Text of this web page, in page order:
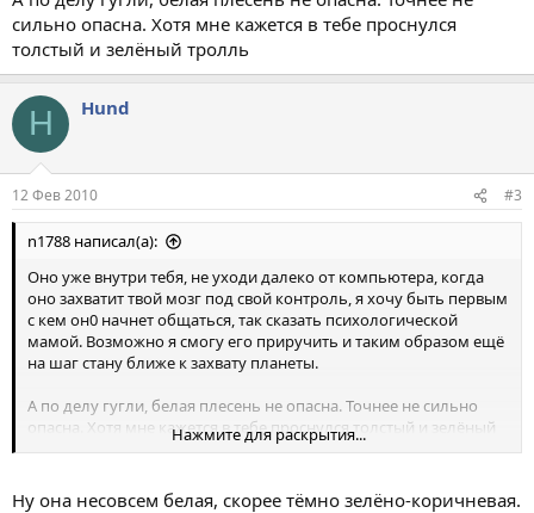
сильно опасна. Хотя мне кажется в тебе проснулся
толстый и зелёный тролль
H Hund
12 Фев 2010 #3
n1788 написал(а):
Оно уже внутри тебя, не уходи далеко от компьютера, когда
оно захватит твой мозг под свой контроль, я хочу быть первым
с кем он0 начнет общаться, так сказать психологической
мамой. Возможно я смогу его приручить и таким образом ещё
на шаг стану ближе к захвату планеты.
А по делу гугли, белая плесень не опасна. Точнее не сильно
опасна. Хотя мне кажется в тебе проснулся толстый и зелёный
тролль
Нажмите для раскрытия...
Ну она несовсем белая, скорее тёмно зелёно-коричневая.